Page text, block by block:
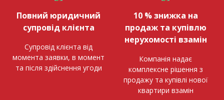
Повний юридичний
супровід клієнта
Супровід клієнта від
момента заявки, в момент
та після здійснення угоди
10 % знижка на
продаж та купівлю
нерухомості взамін
Компанія надає
комплексне рішення з
продажу та купівлі нової
квартири взамін